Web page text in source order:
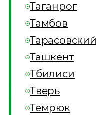
Таганрог
Тамбов
Тарасовский
Ташкент
Тбилиси
Тверь
Темрюк